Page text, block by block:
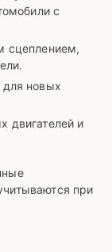
с
сцеплением,
новых
двигателей и
при